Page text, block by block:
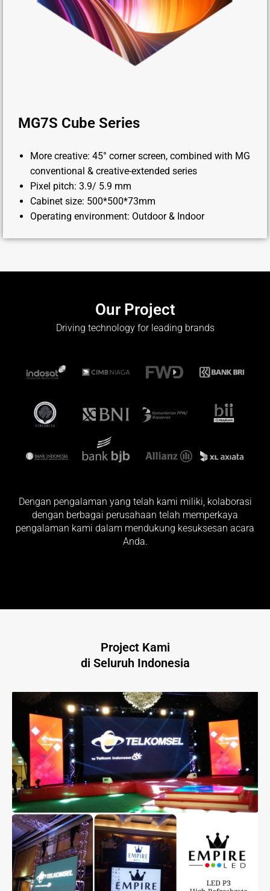
MG7S Cube Series
More creative: 45° corner screen, combined with MG
conventional & creative-extended series
Pixel pitch: 3.9/ 5.9 mm
Cabinet size: 500*500*73mm
Operating environment: Outdoor & Indoor
Our Project
Driving technology for leading brands
Dengan pengalaman yang telah kami miliki, kolaborasi
dengan berbagai perusahaan telah memperkaya
pengalaman kami dalam mendukung kesuksesan acara
Anda.
Project Kami
di Seluruh Indonesia